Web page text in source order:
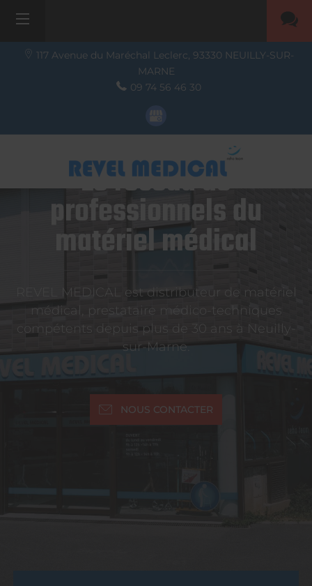
117 Avenue du Maréchal Leclerc, 93330 NEUILLY-SUR-
MARNE
09 74 56 46 30
Le réseau de
professionnels du
matériel médical
REVEL MEDICAL est distributeur de matériel
médical, prestataire médico-techniques
compétents depuis plus de 30 ans à Neuilly-
sur-Marne.
NOUS CONTACTER